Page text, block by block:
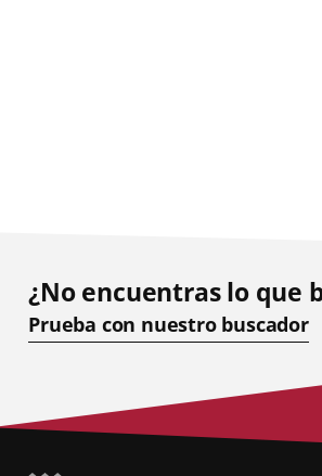
¿No encuentras lo que
Prueba con nuestro buscador